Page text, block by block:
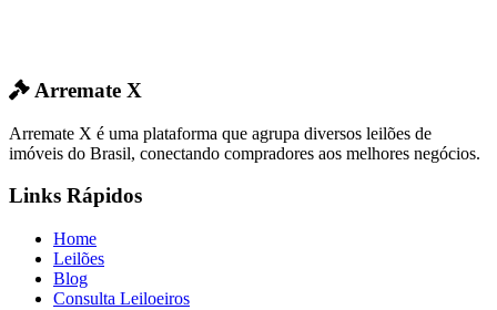
Arremate X
Arremate X é uma plataforma que agrupa diversos leilões de
imóveis do Brasil, conectando compradores aos melhores negócios.
Links Rápidos
Home
Leilões
Blog
Consulta Leiloeiros